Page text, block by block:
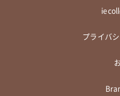
プライバ